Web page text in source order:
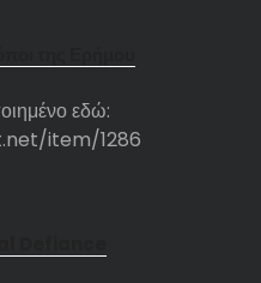
εδώ:
item/1286